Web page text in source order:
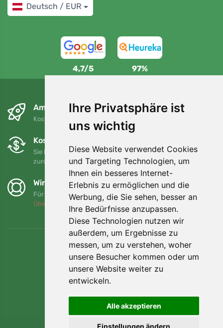
Ihre Privatsphäre ist
uns wichtig
Diese Website verwendet Cookies
und Targeting Technologien, um
Ihnen ein besseres Internet-
Erlebnis zu ermöglichen und die
Werbung, die Sie sehen, besser an
Ihre Bedürfnisse anzupassen.
Diese Technologien nutzen wir
außerdem, um Ergebnisse zu
messen, um zu verstehen, woher
unsere Besucher kommen oder um
unsere Website weiter zu
entwickeln.
Alle akzeptieren
Einstellungen ändern
Deutsch / EUR
4,7/5 97%
Am nächsten Tag und kostenlos
Kostenloser Versand für Bestellungen über 80 EUR
Kostenloser Umtausch und Rückgabe
Sie können Ihre Bestellung jederzeit innerhalb von 90 Tagen
zurückgeben oder umtauschen.
Wir unterstützen Trees.org
Für jede Bestellung pflanzen wir einen Baum! Mehr lesen
Über uns